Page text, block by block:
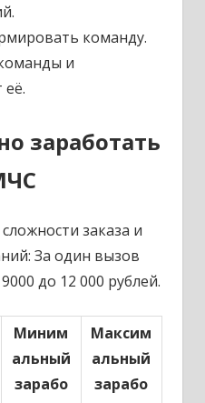
команду.
и
заработать
заказа и
За один вызов
до 12 000 рублей.
Миним
альный
зарабо
Максим
альный
зарабо